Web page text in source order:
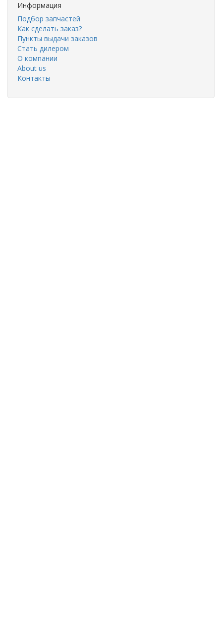
Информация
Подбор запчастей
Как сделать заказ?
Пункты выдачи заказов
Стать дилером
О компании
About us
Контакты